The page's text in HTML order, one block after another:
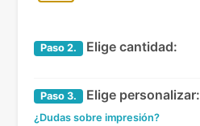
Paso 2. Elige cantidad:
Paso 3. Elige personalizar:
¿Dudas sobre impresión?